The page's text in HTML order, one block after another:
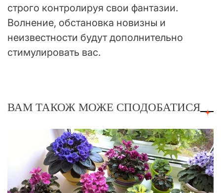
строго контролируя свои фантазии.
Волнение, обстановка новизны и
неизвестности будут дополнительно
стимулировать вас.
ВАМ ТАКОЖ МОЖЕ СПОДОБАТИСЯ